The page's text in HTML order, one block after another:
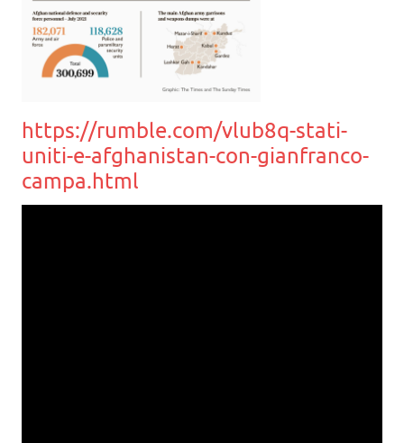
https://rumble.com/vlub8q-stati-
uniti-e-afghanistan-con-gianfranco-
campa.html